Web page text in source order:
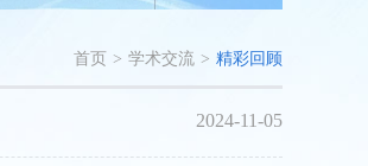
首页 > 学术交流 > 精彩回顾
2024-11-05